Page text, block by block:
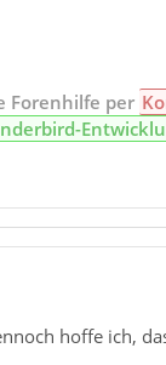
Forenhilfe per
hoffe ich,